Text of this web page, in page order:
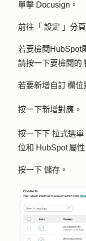
單擊 Docusign 。
前往「 設定 」分
若要檢閱HubSpot
請按一下要檢閱的
若要新增自訂 欄位
按一下新增對應。
按一下下 拉式選單
位和 HubSpot 屬性
按一下 儲存 。